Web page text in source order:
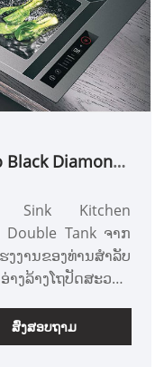
Black Diamond
ຍ Sink Kitchen
Double Tank ຈາກ
ງານຂອງທ່ານສໍາລັບ
ລ້າງໂຖປັດສະວະຄູ່
ກແບບໃຫ້ໃຊ້ໄດ້ທັງ
ກໍາທີ່ມີຄວາມຊັດເຈນ
ສົ່ງສອບຖາມ